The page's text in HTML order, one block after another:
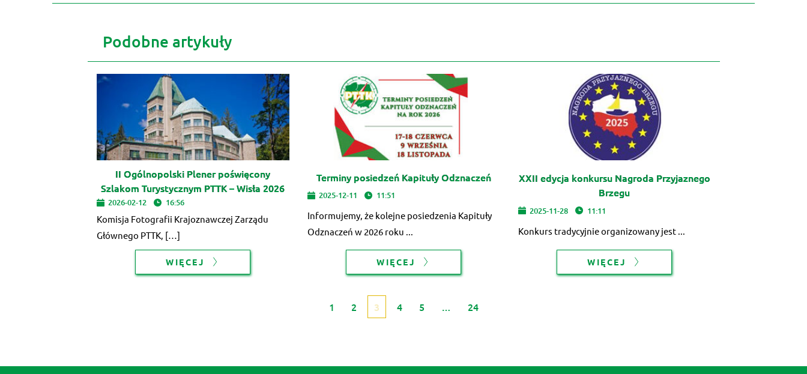
Podobne artykuły
II Ogólnopolski Plener poświęcony
Szlakom Turystycznym PTTK – Wisła 2026
2026-02-12 16:56
Komisja Fotografii Krajoznawczej Zarządu
Głównego PTTK, […]
WIĘCEJ
Terminy posiedzeń Kapituły Odznaczeń
2025-12-11 11:51
Informujemy, że kolejne posiedzenia Kapituły
Odznaczeń w 2026 roku ...
WIĘCEJ
XXII edycja konkursu Nagroda Przyjaznego
Brzegu
2025-11-28 11:11
Konkurs tradycyjnie organizowany jest ...
WIĘCEJ
1 2 3 4 5 … 24